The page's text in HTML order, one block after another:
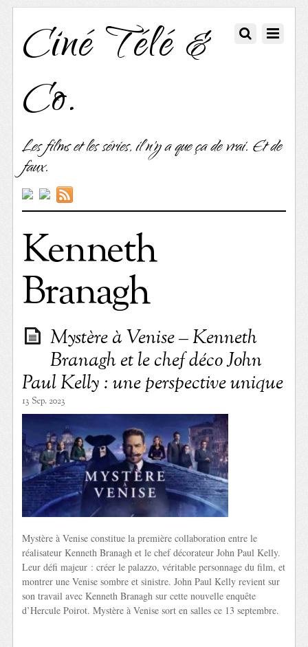
Ciné Télé &
Co.
Les films et les séries, il n'y a que ça de vrai. Et de
faux.
Kenneth
Branagh
Mystère à Venise – Kenneth
Branagh et le chef déco John
Paul Kelly : une perspective unique
13 Sep. 2023
Mystère à Venise constitue la première collaboration entre le
réalisateur Kenneth Branagh et le chef décorateur John Paul Kelly.
Leur défi majeur : créer le palazzo, véritable personnage du film, et
montrer une Venise sombre et sinistre. John Paul Kelly revient sur
son travail avec Kenneth Branagh sur cette nouvelle enquête
d’Hercule Poirot. Mystère à Venise sort en salles ce 13 septembre.